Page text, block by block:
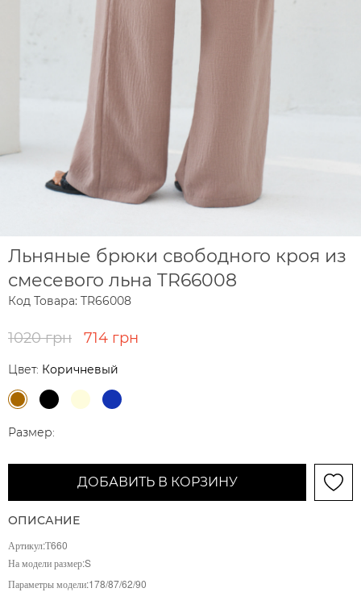
Льняные брюки свободного кроя из
смесевого льна TR66008
Код Товара: TR66008
1020 грн 714 грн
Цвет: Коричневый
Размер:
ДОБАВИТЬ В КОРЗИНУ
ОПИСАНИЕ
Артикул:Т660
На модели размер:S
Параметры модели:178/87/62/90